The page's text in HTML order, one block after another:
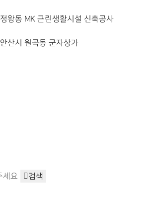
정왕동 MK 근린생활시설 신축공사
안산시 원곡동 군자상가
검색